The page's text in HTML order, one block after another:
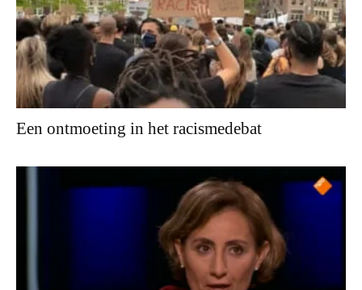
Een ontmoeting in het racismedebat